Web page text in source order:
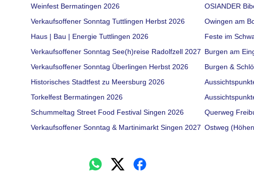
Weinfest Bermatingen 2026
Verkaufsoffener Sonntag Tuttlingen Herbst 2026
Haus | Bau | Energie Tuttlingen 2026
Verkaufsoffener Sonntag See(h)reise Radolfzell 2027
Verkaufsoffener Sonntag Überlingen Herbst 2026
Historisches Stadtfest zu Meersburg 2026
Torkelfest Bermatingen 2026
Schummeltag Street Food Festival Singen 2026
Verkaufsoffener Sonntag & Martinimarkt Singen 2027
OSIANDER
Owingen am
Feste im
Burgen am
Burgen &
Querweg
Ostweg